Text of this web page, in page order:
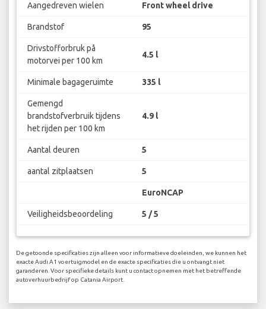
Aangedreven wielen Front wheel drive
Brandstof 95
Drivstofforbruk på
motorvei per 100 km
4.5 l
Minimale bagageruimte 335 l
Gemengd
brandstofverbruik tijdens
het rijden per 100 km
4.9 l
Aantal deuren 5
aantal zitplaatsen 5
EuroNCAP
Veiligheidsbeoordeling 5 / 5
De getoonde specificaties zijn alleen voor informatieve doeleinden, we kunnen het
exacte Audi A1 voertuigmodel en de exacte specificaties die u ontvangt niet
garanderen. Voor specifieke details kunt u contact opnemen met het betreffende
autoverhuurbedrijf op Catania Airport.